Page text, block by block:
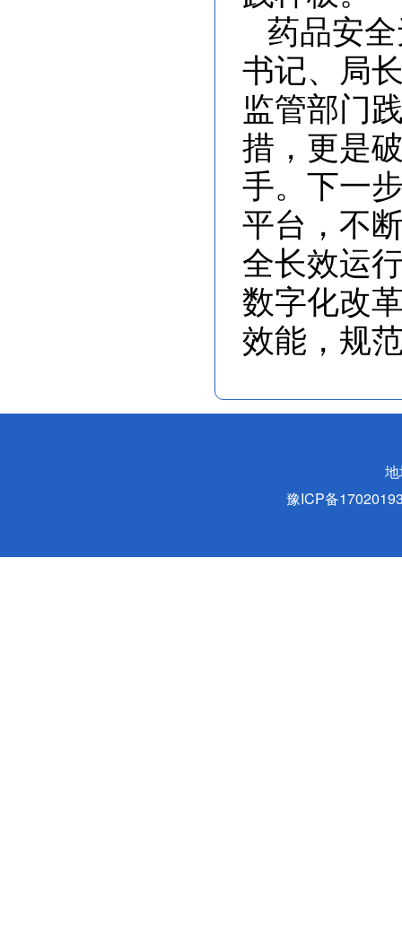
药品安
书记、局
监管部门
措，更是
手。下一
平台，不
全长效运
数字化改
效能，规
豫ICP备